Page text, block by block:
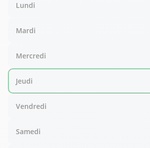
Lundi
Mardi
Mercredi
Jeudi
Vendredi
Samedi